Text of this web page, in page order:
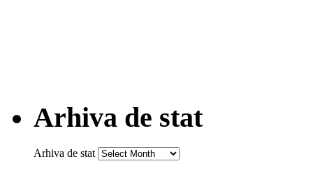
Arhiva de stat
Arhiva de stat